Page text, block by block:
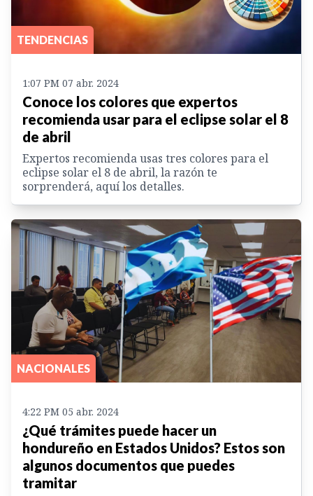
TENDENCIAS
1:07 PM 07 abr. 2024
Conoce los colores que expertos
recomienda usar para el eclipse solar el 8
de abril
Expertos recomienda usas tres colores para el
eclipse solar el 8 de abril, la razón te
sorprenderá, aquí los detalles.
NACIONALES
4:22 PM 05 abr. 2024
¿Qué trámites puede hacer un
hondureño en Estados Unidos? Estos son
algunos documentos que puedes
tramitar